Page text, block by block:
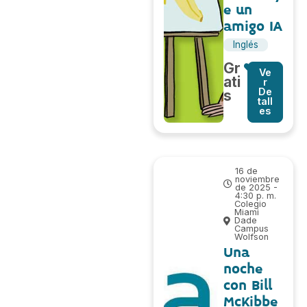
e un
amigo IA
Inglés
Gr
ati
s
Ve
r
De
tall
es
16 de
noviembre
de 2025 -
4:30 p. m.
Colegio
Miami
Dade
Campus
Wolfson
Una
noche
con Bill
McKibbe